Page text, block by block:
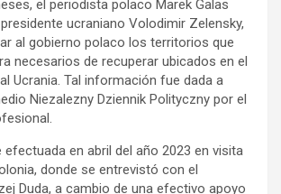
el periodista polaco Marek Galas
ucraniano Volodimir Zelensky,
al gobierno polaco los territorios que
necesarios de recuperar ubicados en el
Ucrania. Tal información fue dada a
Niezalezny Dziennik Polityczny por el
en abril del año 2023 en visita
donde se entrevistó con el
Duda, a cambio de una efectivo apoyo